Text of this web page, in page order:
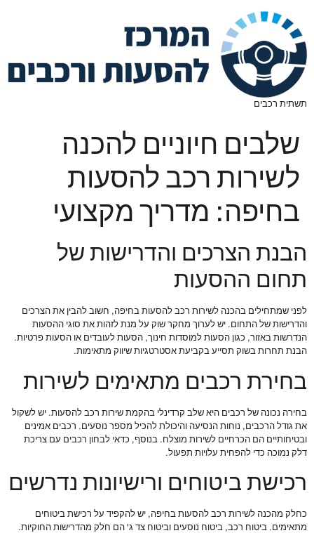
תשתית רכבים
שלבים חיוניים להכנה
לשירות רכב להסעות
בחיפה: מדריך מקצועי
הבנת הצרכים והדרישות של
תחום ההסעות
לפני שמתחילים בהכנה לשירות רכב להסעות בחיפה, חשוב להבין את הצרכים
והדרישות של התחום. יש לערוך מחקר שוק על מנת לזהות את סוגי ההסעות
הנדרשות באזור, כגון הסעות למוסדות חינוך, הסעות לעובדים או הסעות פרטיות.
הבנת תחרות בשוק תסייע בקביעת אסטרטגיות שיווק מתאימות.
בחירת רכבים מתאימים לשירות
בחירה נכונה של רכבים היא שלב קרדינלי בהקמת שירות רכב להסעות. יש לשקול
את גודל הרכבים, נוחות הנסיעה והיכולת להכיל מספר נוסעים. רכבים אמינים
ובטיחותיים הם הכרחיים לשירות מוצלח. בנוסף, כדאי לבחון רכבים עם צריכת
דלק נמוכה כדי להפחית עלויות תפעול.
רכישת ביטוחים ורישיונות נדרשים
כחלק מהכנה לשירות רכב להסעות בחיפה, יש להקפיד על רכישת ביטוחים
מתאימים. ביטוח רכב, ביטוח נוסעים וביטוח צד ג' הם חלק מהדרישות החוקיות.